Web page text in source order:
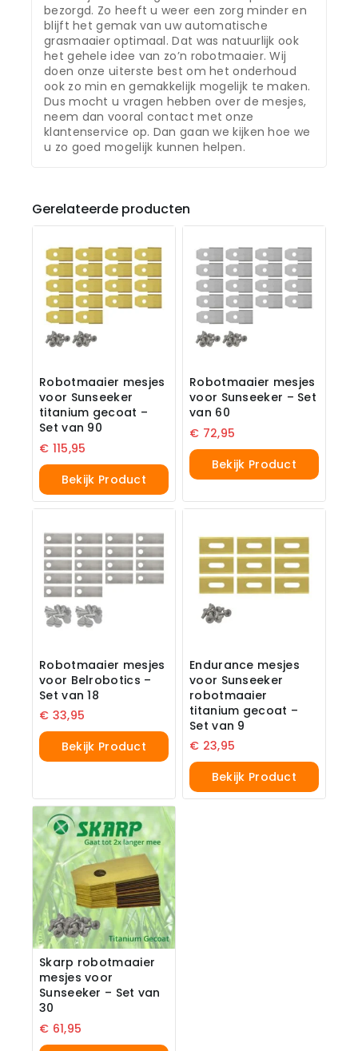
bezorgd. Zo heeft u weer een zorg minder en
blijft het gemak van uw automatische
grasmaaier optimaal. Dat was natuurlijk ook
het gehele idee van zo’n robotmaaier. Wij
doen onze uiterste best om het onderhoud
ook zo min en gemakkelijk mogelijk te maken.
Dus mocht u vragen hebben over de mesjes,
neem dan vooral contact met onze
klantenservice op. Dan gaan we kijken hoe we
u zo goed mogelijk kunnen helpen.
Gerelateerde producten
Robotmaaier mesjes
voor Sunseeker
titanium gecoat –
Set van 90
€ 115,95
Bekijk Product
Robotmaaier mesjes
voor Sunseeker – Set
van 60
€ 72,95
Bekijk Product
Robotmaaier mesjes
voor Belrobotics –
Set van 18
€ 33,95
Bekijk Product
Endurance mesjes
voor Sunseeker
robotmaaier
titanium gecoat –
Set van 9
€ 23,95
Bekijk Product
Skarp robotmaaier
mesjes voor
Sunseeker – Set van
30
€ 61,95